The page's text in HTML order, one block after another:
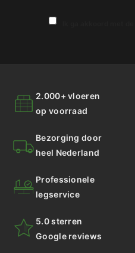
2.000+ vloeren
op voorraad
Bezorging door
heel Nederland
Professionele
legservice
5.0 sterren
Google reviews